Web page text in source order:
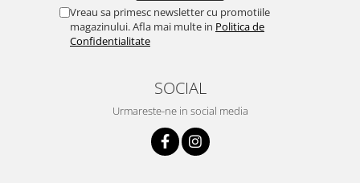
Vreau sa primesc newsletter cu promotiile
magazinului. Afla mai multe in Politica de
Confidentialitate
SOCIAL
Urmareste-ne in social media